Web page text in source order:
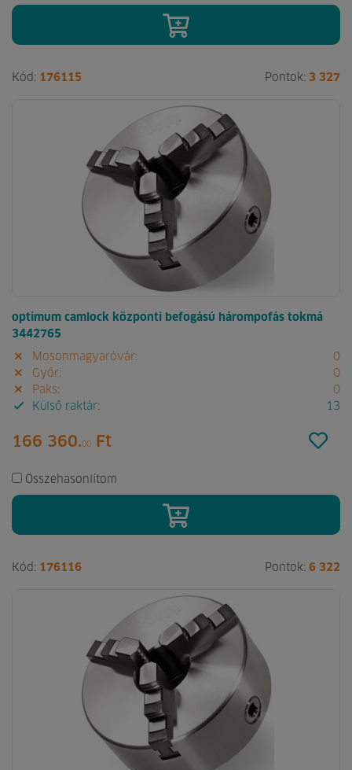
Kód: 176115 Pontok: 3 327
optimum camlock központi befogású hárompofás tokmá
3442765
Mosonmagyaróvár:
0
Győr:
0
Paks:
0
Külső raktár:
13
166 360.00 Ft
Összehasonlítom
Kód: 176116 Pontok: 6 322